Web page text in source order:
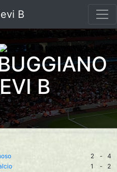
B
B
2 -
4
1 -
2